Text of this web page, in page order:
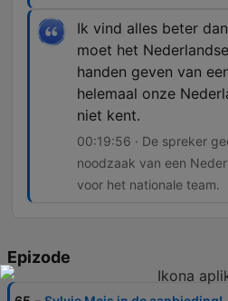
Ik vind alles beter
moet het
handen geven van
helemaal onze
niet kent.
00:19:56 · De spreker
noodzaak van een
voor het nationale team.
Epizode